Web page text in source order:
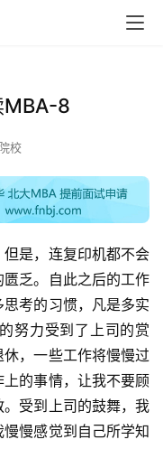
MBA-8
校
是，连复印机都不会
乏。自此之后的工作
考的习惯，凡是多实
努力受到了上司的赏
，一些工作将慢慢过
的事情，让我不要顾
受到上司的鼓舞，我
慢感觉到自己所学知